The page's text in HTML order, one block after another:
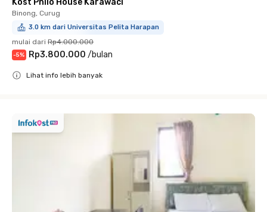
Binong, Curug
3.0 km dari Universitas Pelita Harapan
mulai dari Rp4.000.000
-5% Rp3.800.000 /bulan
Lihat info lebih banyak